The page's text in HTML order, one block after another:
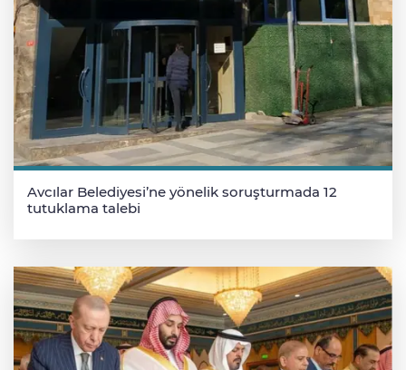
Avcılar Belediyesi’ne yönelik soruşturmada 12
tutuklama talebi